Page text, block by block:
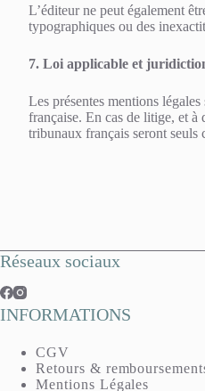
L’éditeur ne peut également
typographiques ou des
7. Loi applicable et
Les présentes mentions
française. En cas de litige, et
tribunaux français seront seuls
Réseaux sociaux
INFORMATIONS
CGV
Retours &
Mentions Légales